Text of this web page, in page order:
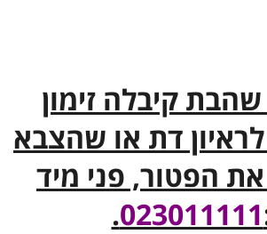
קיבלה זימון
לראיון דת או שהצבא
הפטור, פני מיד
023011111
.